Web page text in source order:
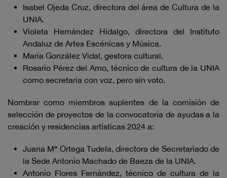
Isabel Ojeda Cruz, directora del área de Cultura de la
UNIA.
Violeta Hernández Hidalgo, directora del Instituto
Andaluz de Artes Escénicas y Música.
María González Vidal, gestora cultural.
Rosario Pérez del Amo, técnico de cultura de la UNIA
como secretaria con voz, pero sin voto.
Nombrar como miembros suplentes de la comisión de
selección de proyectos de la convocatoria de ayudas a la
creación y residencias artísticas 2024 a:
Juana Mª Ortega Tudela, directora de Secretariado de
la Sede Antonio Machado de Baeza de la UNIA.
Antonio Flores Fernández, técnico de cultura de la